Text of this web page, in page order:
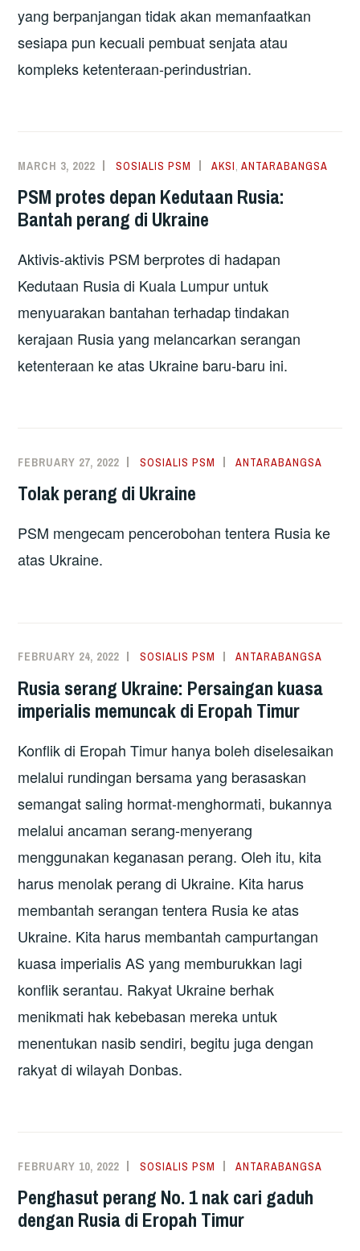
yang berpanjangan tidak akan memanfaatkan
sesiapa pun kecuali pembuat senjata atau
kompleks ketenteraan-perindustrian.
MARCH 3, 2022 SOSIALIS PSM AKSI,ANTARABANGSA
PSM protes depan Kedutaan Rusia:
Bantah perang di Ukraine
Aktivis-aktivis PSM berprotes di hadapan
Kedutaan Rusia di Kuala Lumpur untuk
menyuarakan bantahan terhadap tindakan
kerajaan Rusia yang melancarkan serangan
ketenteraan ke atas Ukraine baru-baru ini.
FEBRUARY 27, 2022 SOSIALIS PSM ANTARABANGSA
Tolak perang di Ukraine
PSM mengecam pencerobohan tentera Rusia ke
atas Ukraine.
FEBRUARY 24, 2022 SOSIALIS PSM ANTARABANGSA
Rusia serang Ukraine: Persaingan kuasa
imperialis memuncak di Eropah Timur
Konflik di Eropah Timur hanya boleh diselesaikan
melalui rundingan bersama yang berasaskan
semangat saling hormat-menghormati, bukannya
melalui ancaman serang-menyerang
menggunakan keganasan perang. Oleh itu, kita
harus menolak perang di Ukraine. Kita harus
membantah serangan tentera Rusia ke atas
Ukraine. Kita harus membantah campurtangan
kuasa imperialis AS yang memburukkan lagi
konflik serantau. Rakyat Ukraine berhak
menikmati hak kebebasan mereka untuk
menentukan nasib sendiri, begitu juga dengan
rakyat di wilayah Donbas.
FEBRUARY 10, 2022 SOSIALIS PSM ANTARABANGSA
Penghasut perang No. 1 nak cari gaduh
dengan Rusia di Eropah Timur